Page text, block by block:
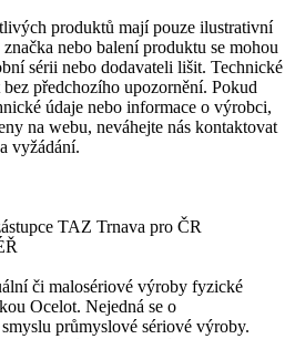
produktů mají pouze ilustrativní
nebo balení produktu se mohou
sérii nebo dodavateli lišit. Technické
předchozího upozornění. Pokud
údaje nebo informace o výrobci,
na webu, neváhejte nás kontaktovat
vyžádání.
TAZ Trnava pro ČR
či malosériové výroby fyzické
Ocelot. Nejedná se o
průmyslové sériové výroby.